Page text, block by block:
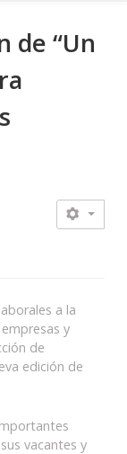
de “Un
a la
y
de
edición de
vacantes y